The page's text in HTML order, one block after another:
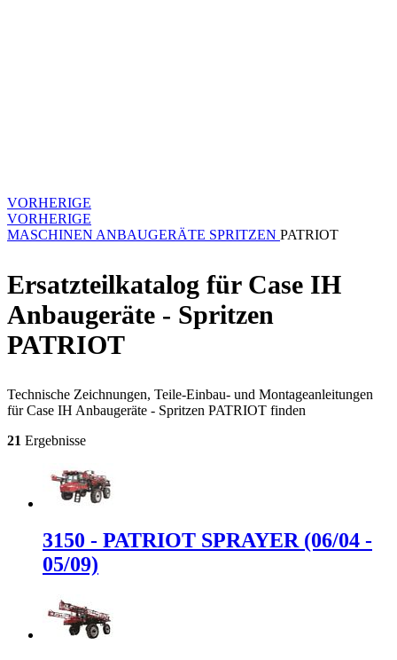
VORHERIGE
VORHERIGE
MASCHINEN ANBAUGERÄTE SPRITZEN PATRIOT
Ersatzteilkatalog für Case IH
Anbaugeräte - Spritzen
PATRIOT
Technische Zeichnungen, Teile-Einbau- und Montageanleitungen
für Case IH Anbaugeräte - Spritzen PATRIOT finden
21 Ergebnisse
3150 - PATRIOT SPRAYER (06/04 -
05/09)